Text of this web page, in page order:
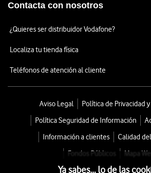
Contacta con nosotros
¿Quieres ser distribuidor Vodafone?
Localiza tu tienda física
Teléfonos de atención al cliente
Aviso Legal
Política de Privacidad
Política Seguridad de Información
Información a clientes
Calidad
Fondos Públicos
Mapa
Ya sabes... lo de las